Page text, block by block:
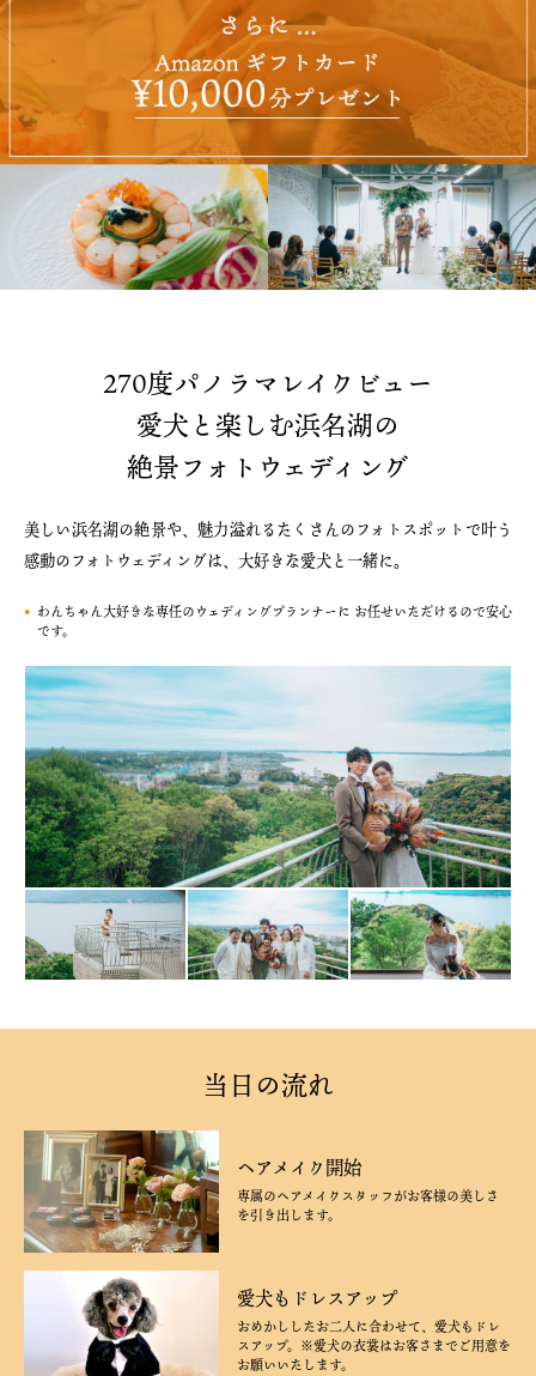
270度パノラマレイクビュー
愛犬と楽しむ浜名湖の
絶景フォトウェディング
美しい浜名湖の絶景や、魅力溢れるたくさんのフォトスポットで叶う
感動のフォトウェディングは、大好きな愛犬と一緒に。
わんちゃん大好きな専任のウェディングプランナーに お任せいただけるので安心
です。
当日の流れ
ヘアメイク開始
専属のヘアメイクスタッフがお客様の美しさ
を引き出します。
愛犬もドレスアップ
おめかししたお二人に合わせて、愛犬もドレ
スアップ。※愛犬の衣裳はお客さまでご用意を
お願いいたします。